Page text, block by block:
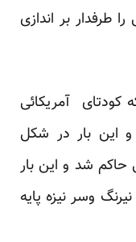
ایرانی را طرفدار بر اندازی
کودتای آمریکائی
و این بار در شکل
حاکم شد و این بار
وسر نیزه پایه